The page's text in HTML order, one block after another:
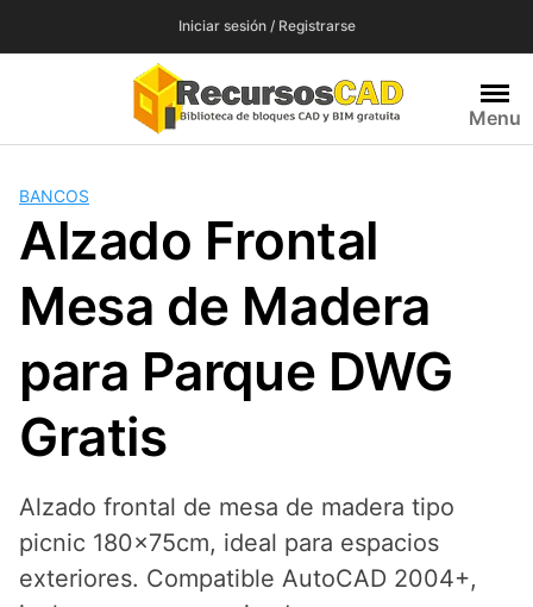
Iniciar sesión / Registrarse
Menu
BANCOS
Alzado Frontal
Mesa de Madera
para Parque DWG
Gratis
Alzado frontal de mesa de madera tipo
picnic 180x75cm, ideal para espacios
exteriores. Compatible AutoCAD 2004+,